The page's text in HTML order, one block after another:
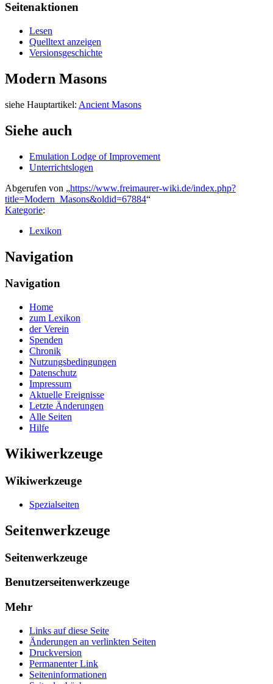
Seitenaktionen
Lesen
Quelltext anzeigen
Versionsgeschichte
Modern Masons
siehe Hauptartikel: Ancient Masons
Siehe auch
Emulation Lodge of Improvement
Unterrichtslogen
Abgerufen von „https://www.freimaurer-wiki.de/index.php?
title=Modern_Masons&oldid=67884“
Kategorie:
Lexikon
Navigation
Navigation
Home
zum Lexikon
der Verein
Spenden
Chronik
Nutzungsbedingungen
Datenschutz
Impressum
Aktuelle Ereignisse
Letzte Änderungen
Alle Seiten
Hilfe
Wikiwerkzeuge
Wikiwerkzeuge
Spezialseiten
Seitenwerkzeuge
Seitenwerkzeuge
Benutzerseitenwerkzeuge
Mehr
Links auf diese Seite
Änderungen an verlinkten Seiten
Druckversion
Permanenter Link
Seiten­­informationen